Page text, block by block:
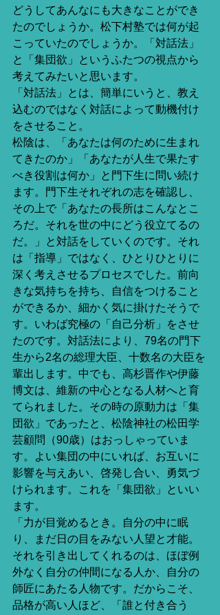
どうしてあんなにも大きなことができ
たのでしょうか。松下村塾では何が起
こっていたのでしょうか。「対話法」
と「集団欲」というふたつの視点から
考えてみたいと思います。
「対話法」とは、簡単にいうと、教え
込むのではなく対話によって動機付け
をさせること。
松陰は、「あなたは何のために生まれ
てきたのか」「あなたが人生で果たす
べき役割は何か」と門下生に問い続け
ます。門下生それぞれの志を確認し、
その上で「あなたの長所はこんなとこ
ろだ。それを世の中にどう役立てるの
だ。」と対話をしていくのです。それ
は「指導」ではなく、ひとりひとりに
深く考えさせるプロセスでした。前向
きな気持ちを持ち、自信をつけること
ができるか、細かく気に掛けたそうで
す。いわば究極の「自己分析」をさせ
たのです。対話法により、79名の門下
生から2名の総理大臣、十数名の大臣を
輩出します。中でも、高杉晋作や伊藤
博文は、維新の中心となる人材へと育
てられました。その時の原動力は「集
団欲」であったと、松陰神社の松田学
芸顧問（90歳）はおっしゃっていま
す。よい集団の中にいれば、お互いに
影響を与えあい、啓発し合い、勇気づ
けられます。これを「集団欲」といい
ます。
「力が目覚めるとき。自分の中に眠
り、まだ日の目をみない人望と才能。
それを引き出してくれるのは、ほぼ例
外なく自分の仲間になる人か、自分の
師匠にあたる人物です。だからこそ、
品格が高い人ほど、「誰と付き合う